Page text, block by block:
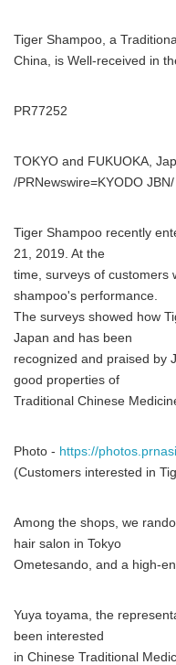
Tiger Shampoo, a
China, is Well-received in
PR77252
TOKYO and FUKUOKA,
/PRNewswire=KYODO JBN/
Tiger Shampoo recently
21, 2019. At the
time, surveys of customers
shampoo's performance.
The surveys showed how
Japan and has been
recognized and praised by
good properties of
Traditional Chinese
Photo - https://
(Customers interested in
Among the shops, we
hair salon in Tokyo
Ometesando, and a high-
Yuya toyama, the
been interested
in Chinese Traditional